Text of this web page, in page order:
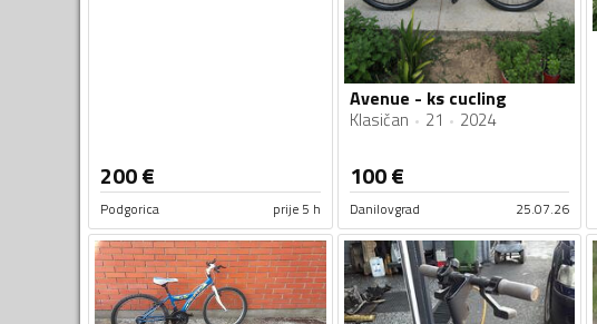
200€
Podgorica prije 5 h
Avenue - ks cucling
Klasičan 21 2024
100€
Danilovgrad 25.07.26